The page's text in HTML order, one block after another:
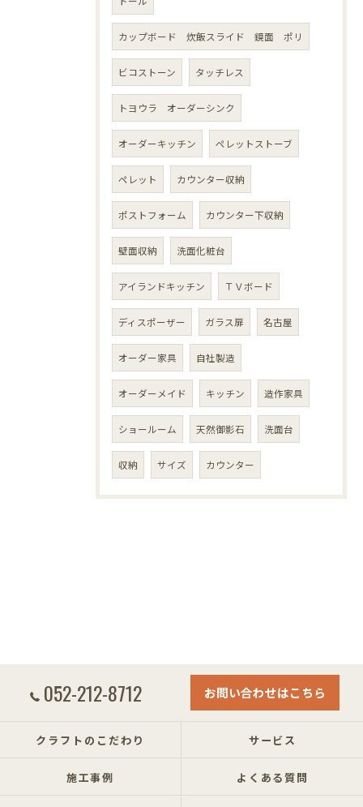
カップボード 炊飯スライド 鏡面 ポリ
ビコストーン タッチレス
トヨウラ オーダーシンク
オーダーキッチン ペレットストーブ
ペレット カウンター収納
ポストフォーム カウンター下収納
壁面収納 洗面化粧台
アイランドキッチン ＴＶボード
ディスポーザー ガラス扉 名古屋
オーダー家具 自社製造
オーダーメイド キッチン 造作家具
ショールーム 天然御影石 洗面台
収納 サイズ カウンター
052-212-8712 お問い合わせはこちら
クラフトのこだわり サービス
施工事例 よくある質問